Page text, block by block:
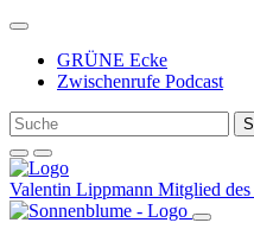
Weiter
Inhalt
GRÜNE Ecke
Zwischenrufe Podcast
Valentin Lippmann Mitglied des